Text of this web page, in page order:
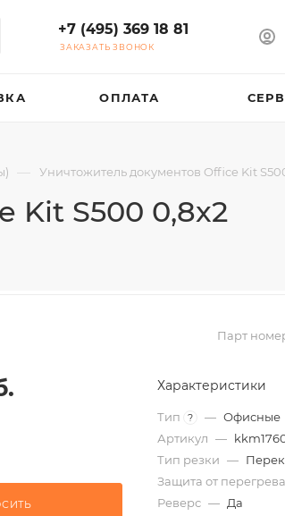
+7 (495) 369 18 81
ЗАКАЗАТЬ ЗВОНОК
ОПЛАТА
— Уничтожитель документов Office Kit
Kit S500 0,8x2
Парт
Характеристики
Тип ? — Офисные
Артикул —
Тип резки —
Защита от перегрева
Реверс — Да